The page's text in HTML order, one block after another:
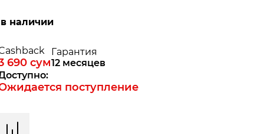
наличии
690 сум
Гарантия
12 месяцев
поступление